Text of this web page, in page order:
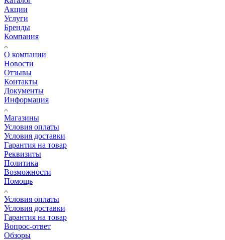
Акции
Услуги
Бренды
Компания
О компании
Новости
Отзывы
Контакты
Документы
Информация
Магазины
Условия оплаты
Условия доставки
Гарантия на товар
Реквизиты
Политика
Возможности
Помощь
Условия оплаты
Условия доставки
Гарантия на товар
Вопрос-ответ
Обзоры